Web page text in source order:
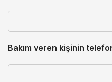
Bakım veren kişinin